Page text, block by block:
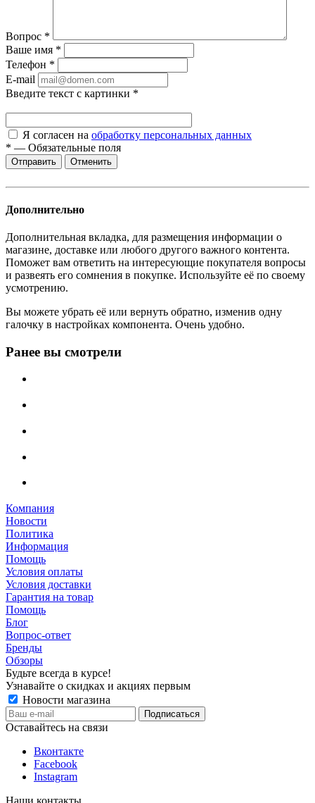
Вопрос *
Ваше имя *
Телефон *
E-mail
Введите текст с картинки *
Я согласен на обработку персональных данных
* — Обязательные поля
Отменить
Дополнительно
Дополнительная вкладка, для размещения информации о
магазине, доставке или любого другого важного контента.
Поможет вам ответить на интересующие покупателя вопросы
и развеять его сомнения в покупке. Используйте её по своему
усмотрению.
Вы можете убрать её или вернуть обратно, изменив одну
галочку в настройках компонента. Очень удобно.
Ранее вы смотрели
Компания
Новости
Политика
Информация
Помощь
Условия оплаты
Условия доставки
Гарантия на товар
Помощь
Блог
Вопрос-ответ
Бренды
Обзоры
Будьте всегда в курсе!
Узнавайте о скидках и акциях первым
Новости магазина
Оставайтесь на связи
Вконтакте
Facebook
Instagram
Наши контакты